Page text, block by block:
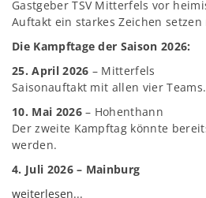
Gastgeber TSV Mitterfels vor
Auftakt ein starkes Zeichen setzen
Die Kampftage der Saison 2026:
25. April 2026 – Mitterfels
Saisonauftakt mit allen vier Teams.
10. Mai 2026– Hohenthann
Der zweite Kampftag könnte
werden.
4. Juli 2026 – Mainburg